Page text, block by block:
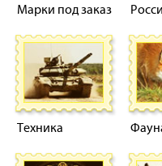
Марки под заказ
Техника